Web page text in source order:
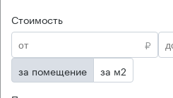
Стоимость
₽
за помещение
за м2